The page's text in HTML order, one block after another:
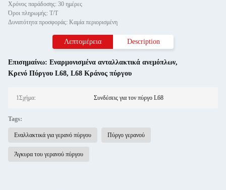
Χρόνος παράδοσης: 30 ημέρες
Όροι πληρωμής: Τ/Τ
Δυνατότητα προσφοράς: Καμία περιορισμένη
Λεπτομέρεια Description
Επισημαίνω: Εναρμονισμένα ανταλλακτικά ανεμόπλων,
Κρενό Πύργου L68, L68 Κράνος πύργου
1Σχήμα: Συνδέσεις για τον πύργο L68
Tags:
Εναλλακτικά για γερανό πύργου Πύργο γερανού
Άγκυρα του γερανού πύργου